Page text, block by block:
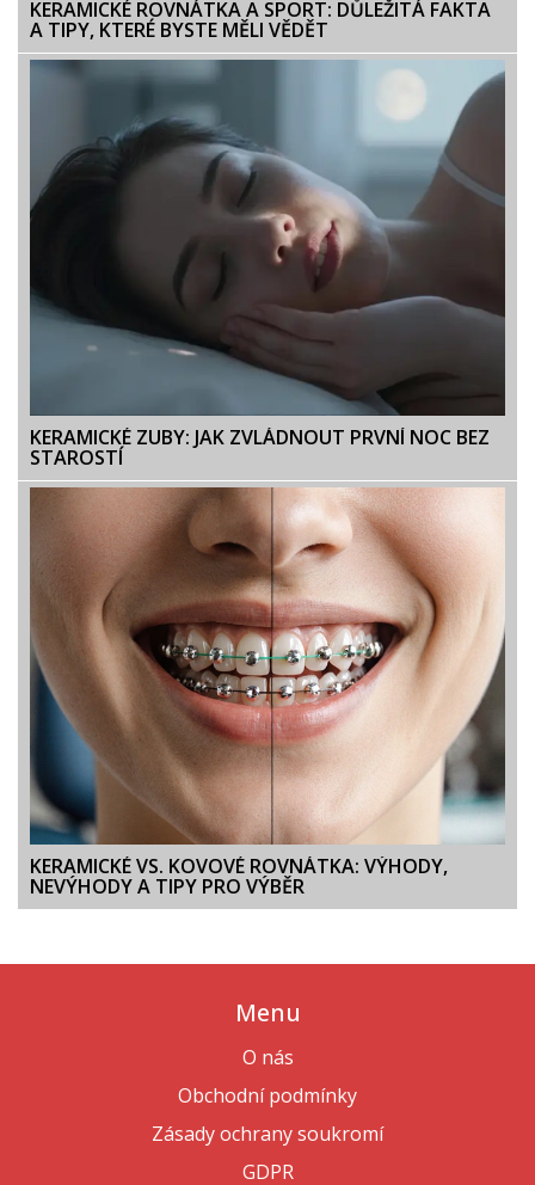
KERAMICKÉ ROVNÁTKA A SPORT: DŮLEŽITÁ FAKTA
A TIPY, KTERÉ BYSTE MĚLI VĚDĚT
KERAMICKÉ ZUBY: JAK ZVLÁDNOUT PRVNÍ NOC BEZ
STAROSTÍ
KERAMICKÉ VS. KOVOVÉ ROVNÁTKA: VÝHODY,
NEVÝHODY A TIPY PRO VÝBĚR
Menu
O nás
Obchodní podmínky
Zásady ochrany soukromí
GDPR